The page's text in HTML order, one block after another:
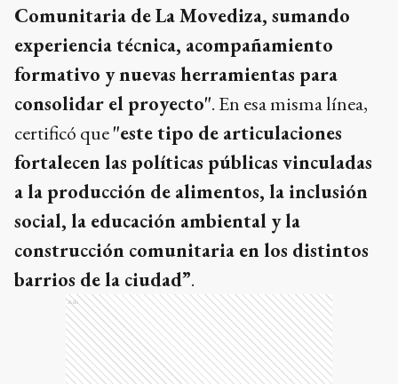
Comunitaria de La Movediza, sumando
experiencia técnica, acompañamiento
formativo y nuevas herramientas para
consolidar el proyecto". En esa misma línea,
certificó que"este tipo de articulaciones
fortalecen las políticas públicas vinculadas
a la producción de alimentos, la inclusión
social, la educación ambiental y la
construcción comunitaria en los distintos
barrios de la ciudad”.
Ads